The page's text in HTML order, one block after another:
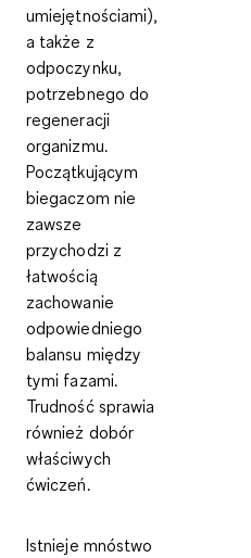
umiejętnościami),
a także z
odpoczynku,
potrzebnego do
regeneracji
organizmu.
Początkującym
biegaczom nie
zawsze
przychodzi z
łatwością
zachowanie
odpowiedniego
balansu między
tymi fazami.
Trudność sprawia
również dobór
właściwych
ćwiczeń.
Istnieje mnóstwo